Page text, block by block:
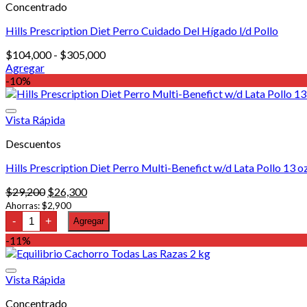
Las
se
elegir
en
la
página
de
producto
Concentrado
Hills Prescription Diet Perro Cuidado Del Hígado l/d Pollo
$104,000 - $305,000Rango
desde
Agregar
Este
producto
múltiples
Las
se
elegir
en
la
página
de
producto
-10%
Vista Rápida
Descuentos
Hills Prescription Diet Perro Multi-Benefict w/d Lata Pollo 13
$29,200 El
precio
original
era:
$26,300El
actual
es:
Ahorras:$2,900
- Hills
Prescription
Diet
Perro
Multi-
w/d
Pollo
+ Agregar
-11%
Vista Rápida
Concentrado